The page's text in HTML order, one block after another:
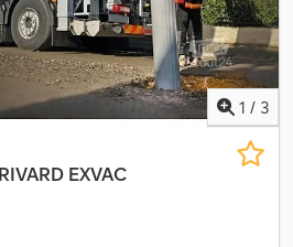
1 / 3
EXVAC